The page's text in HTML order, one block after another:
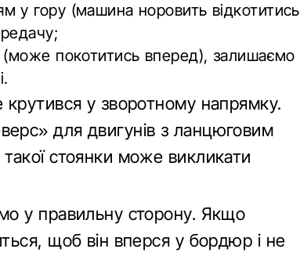
у гору (машина норовить відкотитись
покотитись вперед), залишаємо
у зворотному напрямку.
для двигунів з ланцюговим
стоянки може викликати
у правильну сторону. Якщо
щоб він вперся у бордюр і не